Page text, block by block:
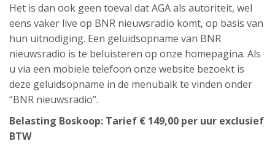
Het is dan ook geen toeval dat AGA als autoriteit, wel
eens vaker live op BNR nieuwsradio komt, op basis van
hun uitnodiging. Een geluidsopname van BNR
nieuwsradio is te beluisteren op onze homepagina. Als
u via een mobiele telefoon onze website bezoekt is
deze geluidsopname in de menubalk te vinden onder
“BNR nieuwsradio”.
Belasting Boskoop: Tarief € 149,00 per uur exclusief
BTW